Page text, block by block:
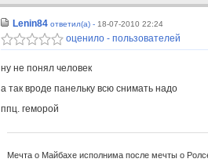
Lenin84 ответил(а) - 18-07-2010 22:24
оценило - пользователей
ну не понял человек
а так вроде панельку всю снимать надо
ппц. геморой
Мечта о Майбахе исполнима после мечты о